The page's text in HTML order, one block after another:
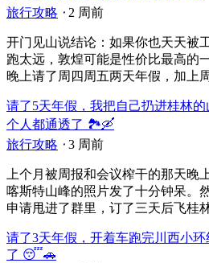
旅行攻略 ⋅ 2 周前
开门见山说结论：如果你也天天被
跑太远，敦煌可能是性价比最高的
晚上请了周四周五两天年假，加上
请了5天年假，我把自己扔进桂林
个人都通透了 🏞️🛶
旅行攻略 ⋅ 3 周前
上个月被周报和会议榨干的那天晚
喀斯特山峰的照片发了十分钟呆。
申请甩进了群里，订了三天后飞桂
请了3天年假，开着车跑完川西小
了 😴🚗